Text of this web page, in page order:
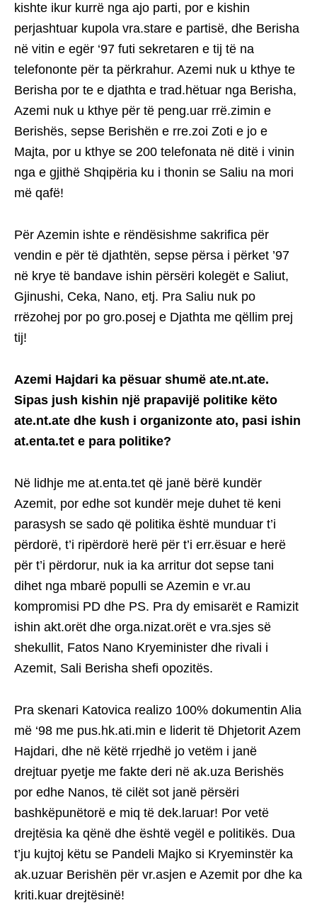
kishte ikur kurrë nga ajo parti, por e kishin
perjashtuar kupola vra.stare e partisë, dhe Berisha
në vitin e egër ‘97 futi sekretaren e tij të na
telefononte për ta përkrahur. Azemi nuk u kthye te
Berisha por te e djathta e trad.hëtuar nga Berisha,
Azemi nuk u kthye për të peng.uar rrë.zimin e
Berishës, sepse Berishën e rre.zoi Zoti e jo e
Majta, por u kthye se 200 telefonata në ditë i vinin
nga e gjithë Shqipëria ku i thonin se Saliu na mori
më qafë!
Për Azemin ishte e rëndësishme sakrifica për
vendin e për të djathtën, sepse përsa i përket ’97
në krye të bandave ishin përsëri kolegët e Saliut,
Gjinushi, Ceka, Nano, etj. Pra Saliu nuk po
rrëzohej por po gro.posej e Djathta me qëllim prej
tij!
Azemi Hajdari ka pësuar shumë ate.nt.ate.
Sipas jush kishin një prapavijë politike këto
ate.nt.ate dhe kush i organizonte ato, pasi ishin
at.enta.tet e para politike?
Në lidhje me at.enta.tet që janë bërë kundër
Azemit, por edhe sot kundër meje duhet të keni
parasysh se sado që politika është munduar t’i
përdorë, t’i ripërdorë herë për t’i err.ësuar e herë
për t’i përdorur, nuk ia ka arritur dot sepse tani
dihet nga mbarë populli se Azemin e vr.au
kompromisi PD dhe PS. Pra dy emisarët e Ramizit
ishin akt.orët dhe orga.nizat.orët e vra.sjes së
shekullit, Fatos Nano Kryeminister dhe rivali i
Azemit, Sali Berisha shefi opozitës.
Pra skenari Katovica realizo 100% dokumentin Alia
më ‘98 me pus.hk.ati.min e liderit të Dhjetorit Azem
Hajdari, dhe në këtë rrjedhë jo vetëm i janë
drejtuar pyetje me fakte deri në ak.uza Berishës
por edhe Nanos, të cilët sot janë përsëri
bashkëpunëtorë e miq të dek.laruar! Por vetë
drejtësia ka qënë dhe është vegël e politikës. Dua
t’ju kujtoj këtu se Pandeli Majko si Kryeminstër ka
ak.uzuar Berishën për vr.asjen e Azemit por dhe ka
kriti.kuar drejtësinë!